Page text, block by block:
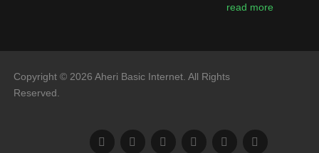
read more
Copyright © 2026 Aheri Basic Internet. All Rights
Reserved.